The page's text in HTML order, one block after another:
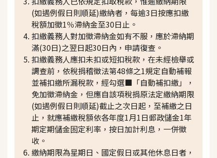
(如遇例假日則順延)繳納者，每逾3日按應扣繳
稅額加徵1％滯納金至30日止。
扣繳義務人對加徵滯納金如有不服，應於滯納期
滿(30日)之翌日起30日內，申請復查。
扣繳義務人應扣未扣或短扣稅款，在未經檢舉或
調查前，依稅捐稽徵法第48條之1規定自動補報
並補扣繳所漏稅款，經勾選■「自動補扣繳」，
免加徵滯納金，但應自該項稅捐原法定繳納期限
(如遇例假日則順延)截止之次日起，至補繳之日
止，就應補繳稅額依各年度1月1日郵政儲金1年
期定期儲金固定利率，按日加計利息，一併徵
收。
繳納期限為星期日、國定假日或其他休息日者，